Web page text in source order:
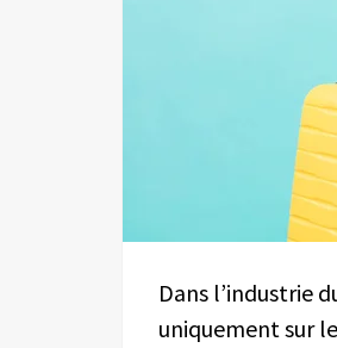
Dans l’industrie
uniquement sur